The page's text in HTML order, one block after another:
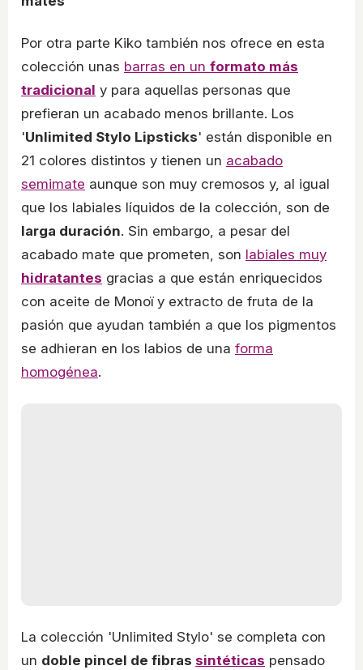
Por otra parte Kiko también nos ofrece en esta
colección unas barras en un formato más
tradicional y para aquellas personas que
prefieran un acabado menos brillante. Los
'Unlimited Stylo Lipsticks' están disponible en
21 colores distintos y tienen un acabado
semimate aunque son muy cremosos y, al igual
que los labiales líquidos de la colección, son de
larga duración. Sin embargo, a pesar del
acabado mate que prometen, son labiales muy
hidratantes gracias a que están enriquecidos
con aceite de Monoï y extracto de fruta de la
pasión que ayudan también a que los pigmentos
se adhieran en los labios de una forma
homogénea.
La colección 'Unlimited Stylo' se completa con
un doble pincel de fibras sintéticas pensado